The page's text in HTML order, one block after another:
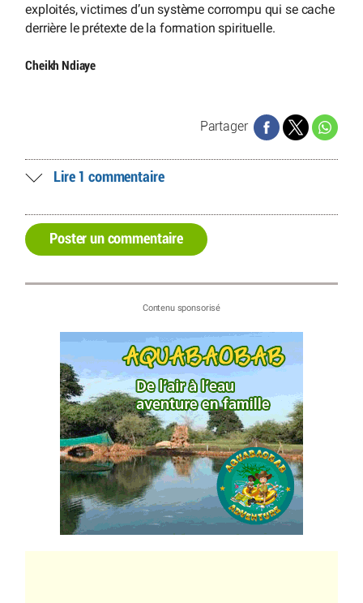
exploités, victimes d’un système corrompu qui se cache
derrière le prétexte de la formation spirituelle.
Cheikh Ndiaye
Partager
Lire 1 commentaire
Poster un commentaire